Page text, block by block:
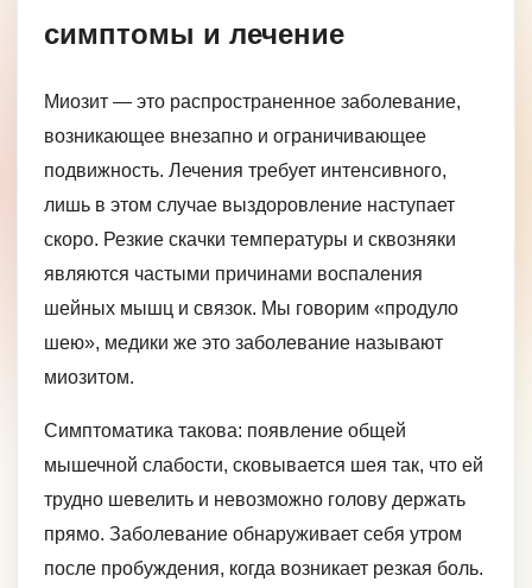
симптомы и лечение
Миозит — это распространенное заболевание,
возникающее внезапно и ограничивающее
подвижность. Лечения требует интенсивного,
лишь в этом случае выздоровление наступает
скоро. Резкие скачки температуры и сквозняки
являются частыми причинами воспаления
шейных мышц и связок. Мы говорим «продуло
шею», медики же это заболевание называют
миозитом.
Симптоматика такова: появление общей
мышечной слабости, сковывается шея так, что ей
трудно шевелить и невозможно голову держать
прямо. Заболевание обнаруживает себя утром
после пробуждения, когда возникает резкая боль.